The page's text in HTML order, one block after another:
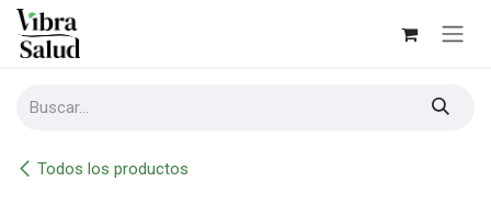
Ir al contenido
Todos los productos